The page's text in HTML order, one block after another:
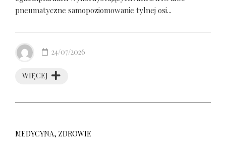
pneumatyczne samopoziomowanie tylnej osi...
WIĘCEJ
24/07/2026
MEDYCYNA, ZDROWIE